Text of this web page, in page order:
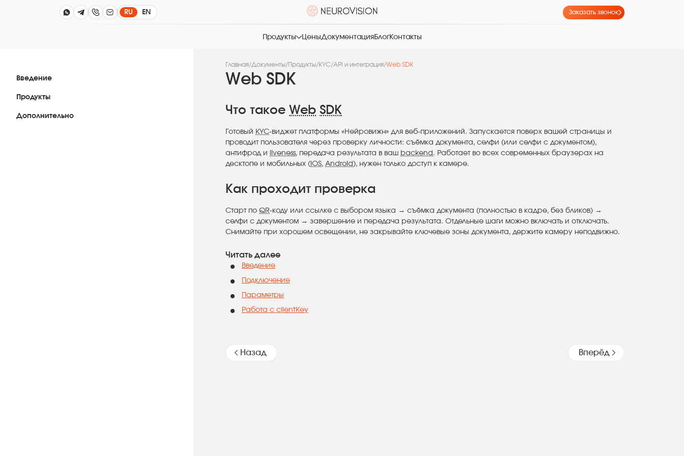
RU EN Заказать звонок
Продукты ЦеныДокументацияБлогКонтакты
Введение
Продукты
Дополнительно
Главная/Документы/Продукты/KYC/API и интеграция/Web SDK
Web SDK
Что такое Web SDK
Готовый KYC-виджет платформы «Нейровижн» для веб-приложений. Запускается поверх вашей страницы и
проводит пользователя через проверку личности: съёмка документа, селфи (или селфи с документом),
антифрод и
liveness, передача результата в ваш backend . Работает во всех современных браузерах на
десктопе и мобильных ( iOS, Android ), нужен только доступ к камере.
Как проходит проверка
Старт по QR-коду или ссылке с выбором языка → съёмка документа (полностью в кадре, без бликов) →
селфи с документом → завершение и передача результата. Отдельные шаги можно включать и отключать.
Снимайте при хорошем освещении, не закрывайте ключевые зоны документа, держите камеру неподвижно.
Читать далее
Введение
Подключение
Параметры
Работа с clientKey
Назад Вперёд